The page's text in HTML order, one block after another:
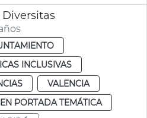
INCLUSIVAS
VALENCIA
EN PORTADA TEMÁTICA